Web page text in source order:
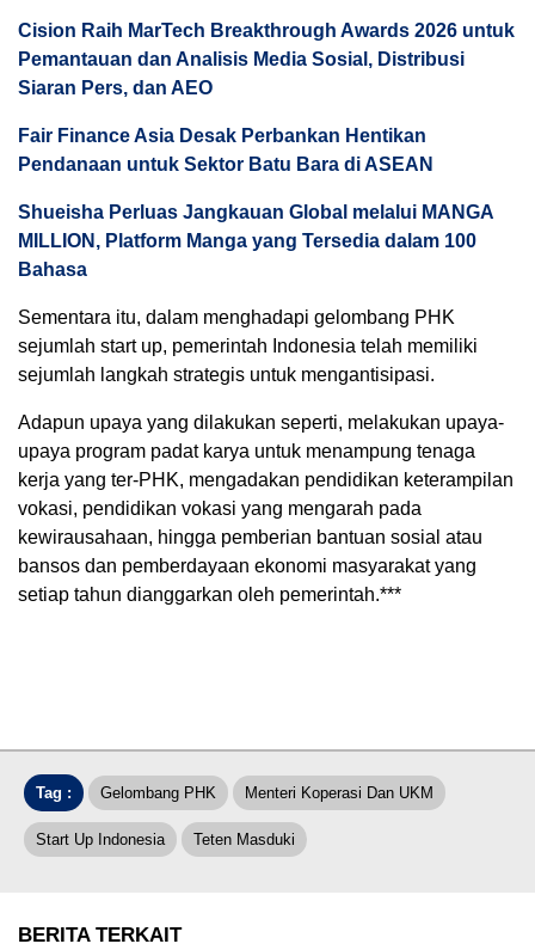
Cision Raih MarTech Breakthrough Awards 2026 untuk
Pemantauan dan Analisis Media Sosial, Distribusi
Siaran Pers, dan AEO
Fair Finance Asia Desak Perbankan Hentikan
Pendanaan untuk Sektor Batu Bara di ASEAN
Shueisha Perluas Jangkauan Global melalui MANGA
MILLION, Platform Manga yang Tersedia dalam 100
Bahasa
Sementara itu, dalam menghadapi gelombang PHK
sejumlah start up, pemerintah Indonesia telah memiliki
sejumlah langkah strategis untuk mengantisipasi.
Adapun upaya yang dilakukan seperti, melakukan upaya-
upaya program padat karya untuk menampung tenaga
kerja yang ter-PHK, mengadakan pendidikan keterampilan
vokasi, pendidikan vokasi yang mengarah pada
kewirausahaan, hingga pemberian bantuan sosial atau
bansos dan pemberdayaan ekonomi masyarakat yang
setiap tahun dianggarkan oleh pemerintah.***
Tag : Gelombang PHK Menteri Koperasi Dan UKM
Start Up Indonesia Teten Masduki
BERITA TERKAIT